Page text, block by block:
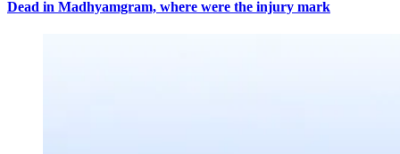
Dead in Madhyamgram, where were the injury mark